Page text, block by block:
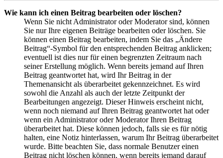
Wie kann ich einen Beitrag bearbeiten oder löschen?
Wenn Sie nicht Administrator oder Moderator sind, können
Sie nur Ihre eigenen Beiträge bearbeiten oder löschen. Sie
können einen Beitrag bearbeiten, indem Sie das „Ändere
Beitrag“-Symbol für den entsprechenden Beitrag anklicken;
eventuell ist dies nur für einen begrenzten Zeitraum nach
seiner Erstellung möglich. Wenn bereits jemand auf Ihren
Beitrag geantwortet hat, wird Ihr Beitrag in der
Themenansicht als überarbeitet gekennzeichnet. Es wird
sowohl die Anzahl als auch der letzte Zeitpunkt der
Bearbeitungen angezeigt. Dieser Hinweis erscheint nicht,
wenn noch niemand auf Ihren Beitrag geantwortet hat oder
wenn ein Administrator oder Moderator Ihren Beitrag
überarbeitet hat. Diese können jedoch, falls sie es für nötig
halten, eine Notiz hinterlassen, warum Ihr Beitrag überarbeitet
wurde. Bitte beachten Sie, dass normale Benutzer einen
Beitrag nicht löschen können, wenn bereits jemand darauf